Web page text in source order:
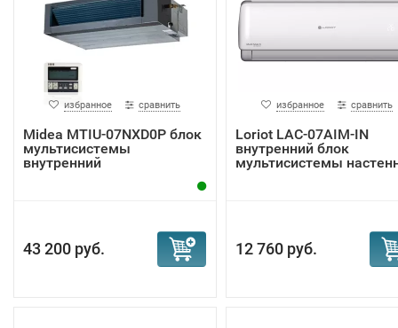
избранное сравнить
Midea MTIU-07NXD0P блок
мультисистемы
внутренний
43 200 руб.
избранное сравнить
Loriot LAC-07AIM-IN
внутренний блок
мультисистемы
12 760 руб.